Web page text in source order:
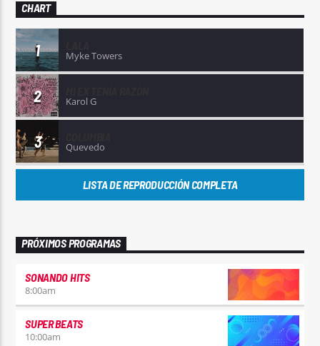
CHART
1 Myke Towers
2 Karol G
3 Quevedo
LISTA DE REPRODUCCIÓN COMPLETA
PRÓXIMOS PROGRAMAS
SONANDO HITS
8:00am
SUPER BEATS
10:00am